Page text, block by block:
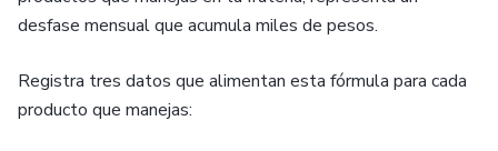
desfase mensual que acumula miles de pesos.
Registra tres datos que alimentan esta fórmula para cada
producto que manejas: